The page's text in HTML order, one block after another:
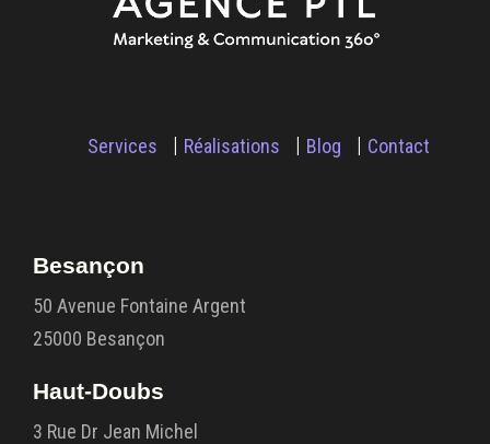
Services Réalisations Blog Contact
Besançon
50 Avenue Fontaine Argent
25000 Besançon
Haut-Doubs
3 Rue Dr Jean Michel